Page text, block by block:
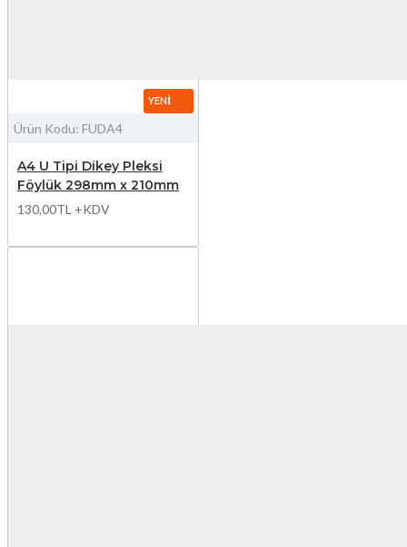
YENI
Ürün Kodu: FUDA4
A4 U Tipi Dikey Pleksi
Föylük 298mm x 210mm
130,00TL +KDV